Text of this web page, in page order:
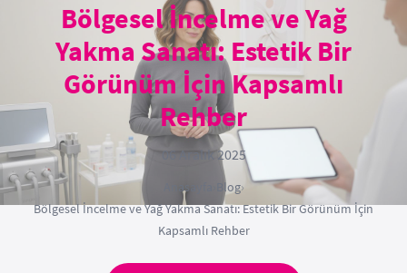
Bölgesel İncelme ve Yağ
Yakma Sanatı: Estetik Bir
Görünüm İçin Kapsamlı
Rehber
06 Aralık 2025
Anasayfa Blog›
Bölgesel İncelme ve Yağ Yakma Sanatı: Estetik Bir Görünüm İçin
Kapsamlı Rehber